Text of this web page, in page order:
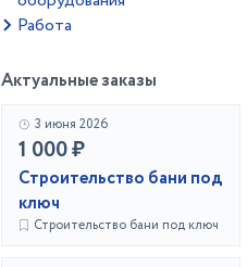
Работа
Актуальные заказы
3 июня 2026
1 000 ₽
Строительство бани под
ключ
Строительство бани под ключ